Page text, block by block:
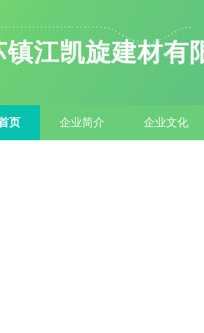
镇江凯旋建材有
页 企业简介 企业文化